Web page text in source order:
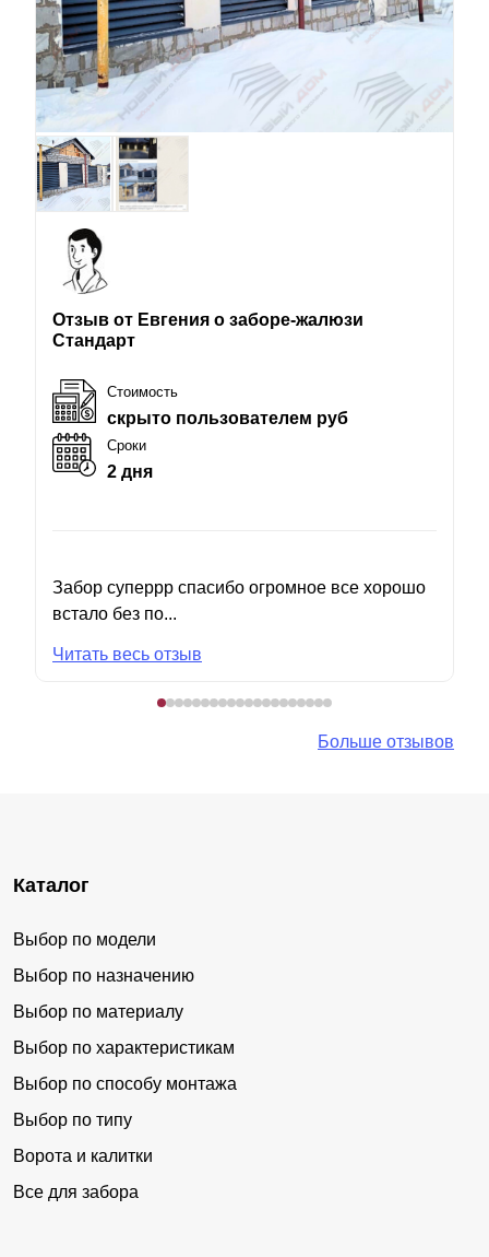
Отзыв от Евгения о заборе-жалюзи
Стандарт
Стоимость
скрыто пользователем руб
Сроки
2 дня
Забор суперрр спасибо огромное все хорошо
встало без по...
Читать весь отзыв
Больше отзывов
Каталог
Выбор по модели
Выбор по назначению
Выбор по материалу
Выбор по характеристикам
Выбор по способу монтажа
Выбор по типу
Ворота и калитки
Все для забора